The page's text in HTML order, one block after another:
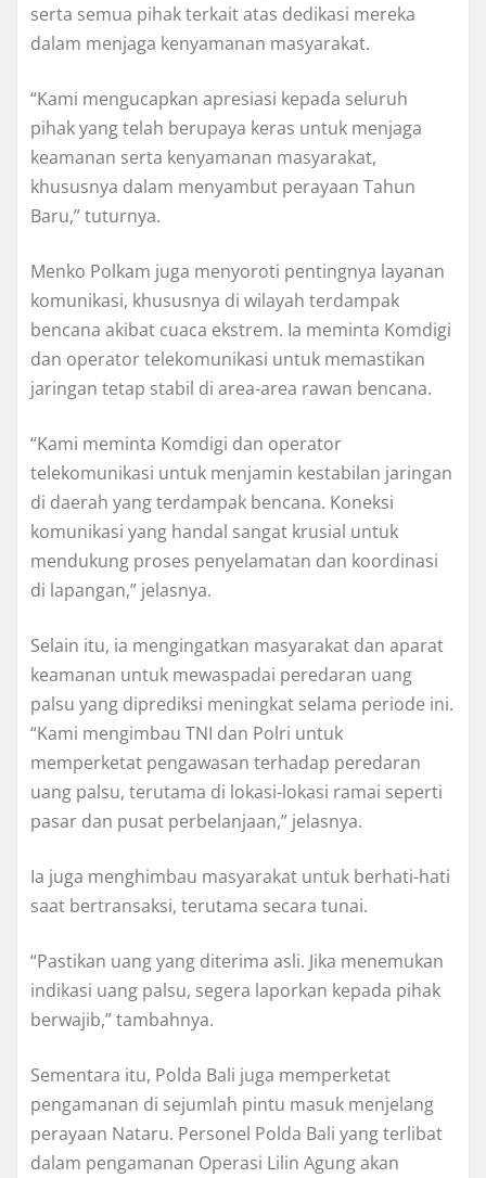
serta semua pihak terkait atas dedikasi mereka
dalam menjaga kenyamanan masyarakat.
“Kami mengucapkan apresiasi kepada seluruh
pihak yang telah berupaya keras untuk menjaga
keamanan serta kenyamanan masyarakat,
khususnya dalam menyambut perayaan Tahun
Baru,” tuturnya.
Menko Polkam juga menyoroti pentingnya layanan
komunikasi, khususnya di wilayah terdampak
bencana akibat cuaca ekstrem. Ia meminta Komdigi
dan operator telekomunikasi untuk memastikan
jaringan tetap stabil di area-area rawan bencana.
“Kami meminta Komdigi dan operator
telekomunikasi untuk menjamin kestabilan jaringan
di daerah yang terdampak bencana. Koneksi
komunikasi yang handal sangat krusial untuk
mendukung proses penyelamatan dan koordinasi
di lapangan,” jelasnya.
Selain itu, ia mengingatkan masyarakat dan aparat
keamanan untuk mewaspadai peredaran uang
palsu yang diprediksi meningkat selama periode ini.
“Kami mengimbau TNI dan Polri untuk
memperketat pengawasan terhadap peredaran
uang palsu, terutama di lokasi-lokasi ramai seperti
pasar dan pusat perbelanjaan,” jelasnya.
Ia juga menghimbau masyarakat untuk berhati-hati
saat bertransaksi, terutama secara tunai.
“Pastikan uang yang diterima asli. Jika menemukan
indikasi uang palsu, segera laporkan kepada pihak
berwajib,” tambahnya.
Sementara itu, Polda Bali juga memperketat
pengamanan di sejumlah pintu masuk menjelang
perayaan Nataru. Personel Polda Bali yang terlibat
dalam pengamanan Operasi Lilin Agung akan